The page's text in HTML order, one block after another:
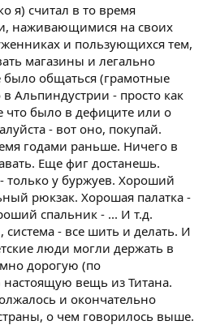
я) считал в то время
наживающимися на своих
и пользующихся тем,
магазины и легально
было общаться (грамотные
Альпиндустрии - просто как
что было в дефиците или о
- вот оно, покупай.
годами раньше. Ничего в
Еще фиг достанешь.
у буржуев. Хороший
рюкзак. Хорошая палатка -
спальник - ... И т.д.
- все шить и делать. И
люди могли держать в
дорогую (по
вещь из Титана.
и окончательно
о чем говорилось выше.